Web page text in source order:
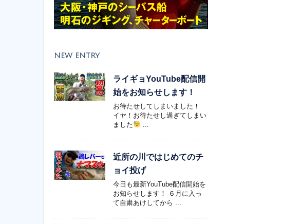
NEW ENTRY
ライギョYouTube配信開
始をお知らせします！
お待たせしてしまいました！
イヤ！お待たせし過ぎてしまい
ました
...
近所の川ではじめてのチ
ョイ投げ
今日も最新YouTube配信開始を
お知らせします！ ６月に入っ
て自粛あけしてから ...